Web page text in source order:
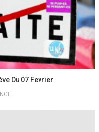
Du 07 Fevrier